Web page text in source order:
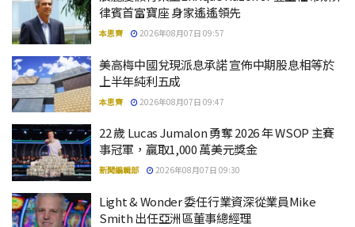
律賓首富寶座 身家遙遙領先
本思齊 2026年08月07日 09:57
美高梅中國兌現派息承諾 宣佈中期股息相等於
上半年純利五成
本思齊 2026年08月07日 09:47
22 歲 Lucas Jumalon 勇奪 2026 年 WSOP 主賽
事冠軍，贏取1,000 萬美元獎金
新聞編輯部 2026年08月07日 09:30
Light & Wonder 委任行業資深從業員Mike
Smith 出任亞洲區董事總經理